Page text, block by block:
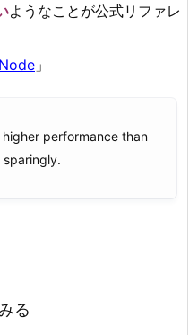
ようなことが公式リファレ
」
performance than
sparingly.
る